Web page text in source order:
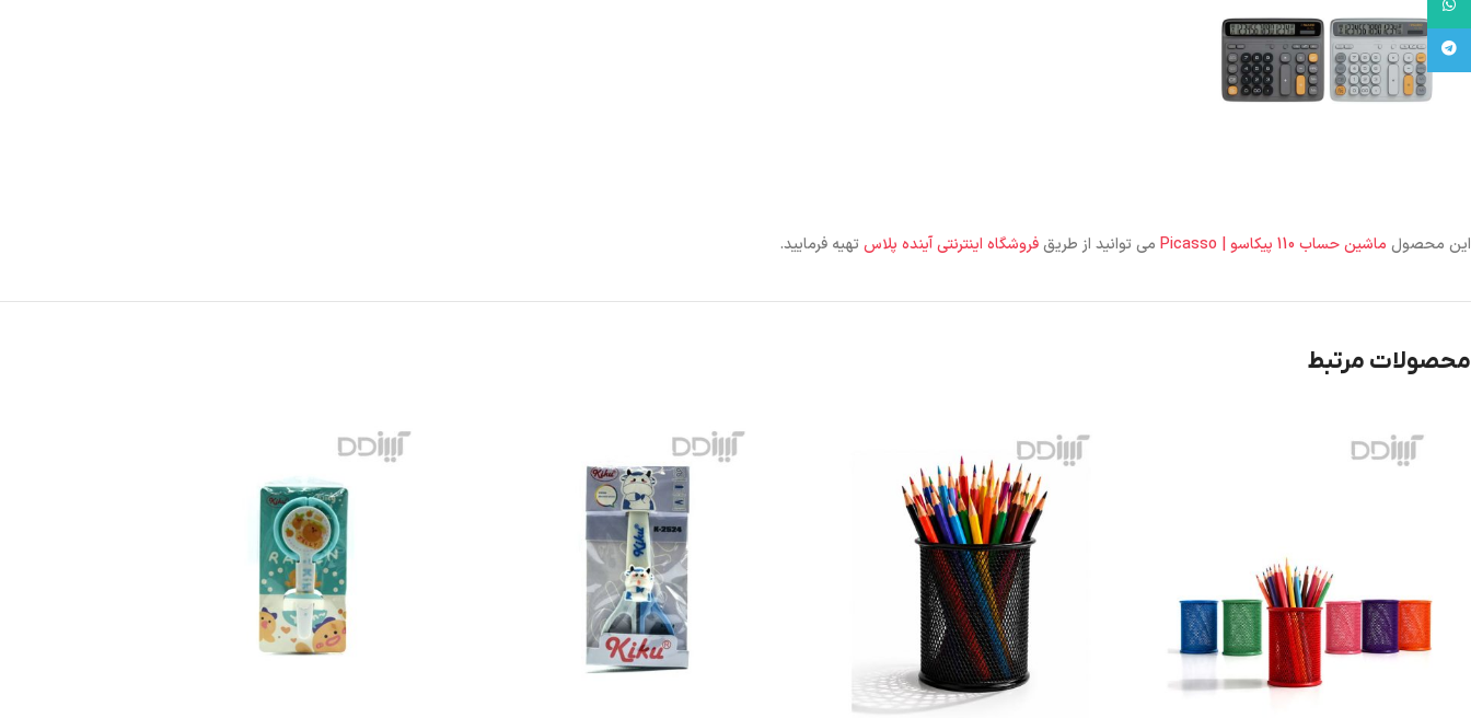
این محصول ماشین حساب 110 پیکاسو | Picasso می توانید از طریقفروشگاه اینترنتی آینده پلاستهیه فرمایید.
محصولات مرتبط
تلگرام